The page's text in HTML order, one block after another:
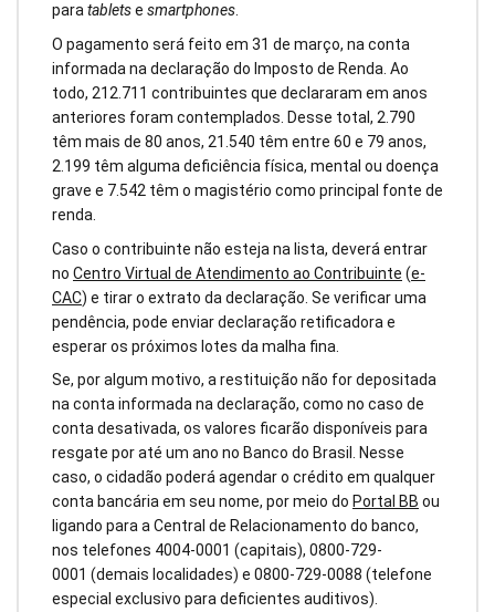
para tabletse smartphones
O pagamento será feito em 31 de março, na conta
informada na declaração do Imposto de Renda. Ao
todo, 212.711 contribuintes que declararam em anos
anteriores foram contemplados. Desse total, 2.790
têm mais de 80 anos, 21.540 têm entre 60 e 79 anos,
2.199 têm alguma deficiência física, mental ou doença
grave e 7.542 têm o magistério como principal fonte de
renda.
Caso o contribuinte não esteja na lista, deverá entrar
no Centro Virtual de Atendimento ao Contribuinte (e-
CAC) e tirar o extrato da declaração. Se verificar uma
pendência, pode enviar declaração retificadora e
esperar os próximos lotes da malha fina.
Se, por algum motivo, a restituição não for depositada
na conta informada na declaração, como no caso de
conta desativada, os valores ficarão disponíveis para
resgate por até um ano no Banco do Brasil. Nesse
caso, o cidadão poderá agendar o crédito em qualquer
conta bancária em seu nome, por meio do Portal BB ou
ligando para a Central de Relacionamento do banco,
nos telefones 4004-0001 (capitais), 0800-729-
0001 (demais localidades) e 0800-729-0088 (telefone
especial exclusivo para deficientes auditivos).